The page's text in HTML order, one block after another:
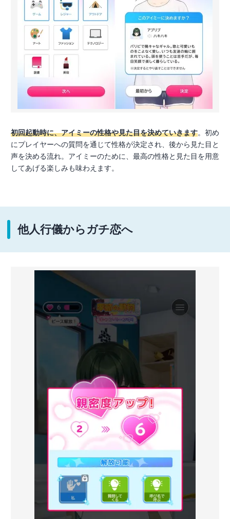
初回起動時に、アイミーの性格や見た目を決めていきます。初め
にプレイヤーへの質問を通じて性格が決定され、後から見た目と
声を決める流れ。アイミーのために、最高の性格と見た目を用意
してあげる楽しみも味わえます。
他人行儀からガチ恋へ